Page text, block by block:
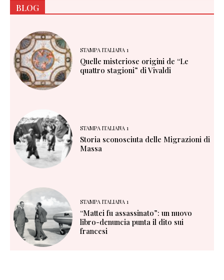
BLOG
STAMPA ITALIANA 1
Quelle misteriose origini de “Le
quattro stagioni” di Vivaldi
STAMPA ITALIANA 1
Storia sconosciuta delle Migrazioni di
Massa
STAMPA ITALIANA 1
“Mattei fu assassinato”: un nuovo
libro-denuncia punta il dito sui
francesi